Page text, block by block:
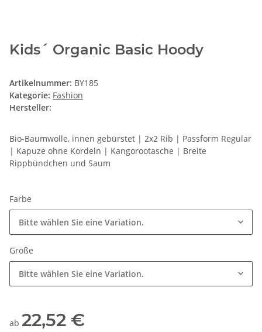
Kids´ Organic Basic Hoody
Artikelnummer: BY185
Kategorie: Fashion
Hersteller:
Bio-Baumwolle, innen gebürstet | 2x2 Rib | Passform Regular
| Kapuze ohne Kordeln | Kangorootasche | Breite
Rippbündchen und Saum
Farbe
Bitte wählen Sie eine Variation.
Größe
Bitte wählen Sie eine Variation.
ab 22,52 €